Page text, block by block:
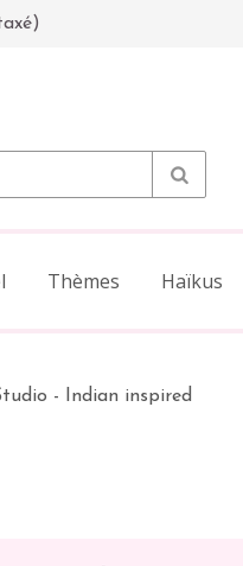
Thèmes Haïkus
- Indian inspired